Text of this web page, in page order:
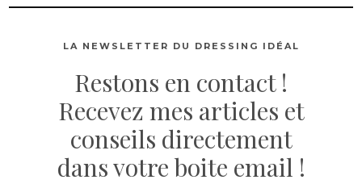
LA NEWSLETTER DU DRESSING IDÉAL
Restons en contact !
Recevez mes articles et
conseils directement
dans votre boite email !